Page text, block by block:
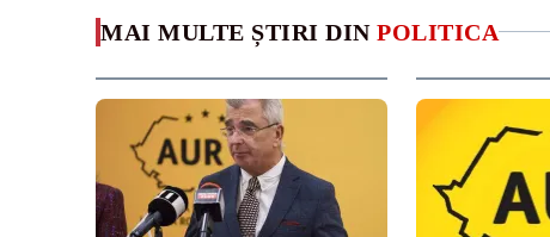
MAI MULTE ȘTIRI DIN POLITICA